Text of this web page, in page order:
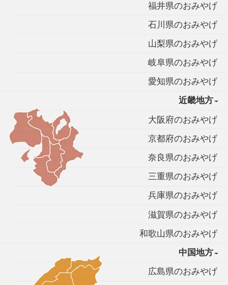
福井県のおみやげ
石川県のおみやげ
山梨県のおみやげ
岐阜県のおみやげ
愛知県のおみやげ
近畿地方
大阪府のおみやげ
京都府のおみやげ
奈良県のおみやげ
三重県のおみやげ
兵庫県のおみやげ
滋賀県のおみやげ
和歌山県のおみやげ
中国地方
広島県のおみやげ